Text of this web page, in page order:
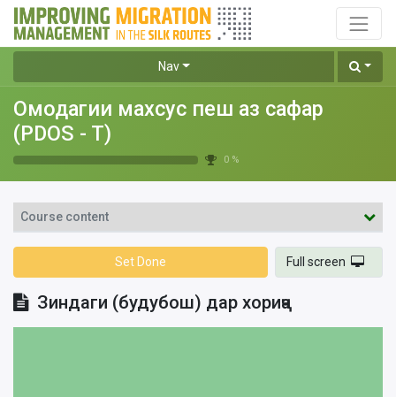
Nav
Омодагии махсус пеш аз сафар
(PDOS - T)
0 %
Course content
Зиндаги (будубош) дар хориҷа
Set Done Full screen